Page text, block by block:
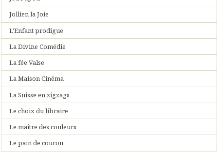
Jollien la Joie
L'Enfant prodigue
La Divine Comédie
La fée Valse
La Maison Cinéma
La Suisse en zigzags
Le choix du libraire
Le maître des couleurs
Le pain de coucou